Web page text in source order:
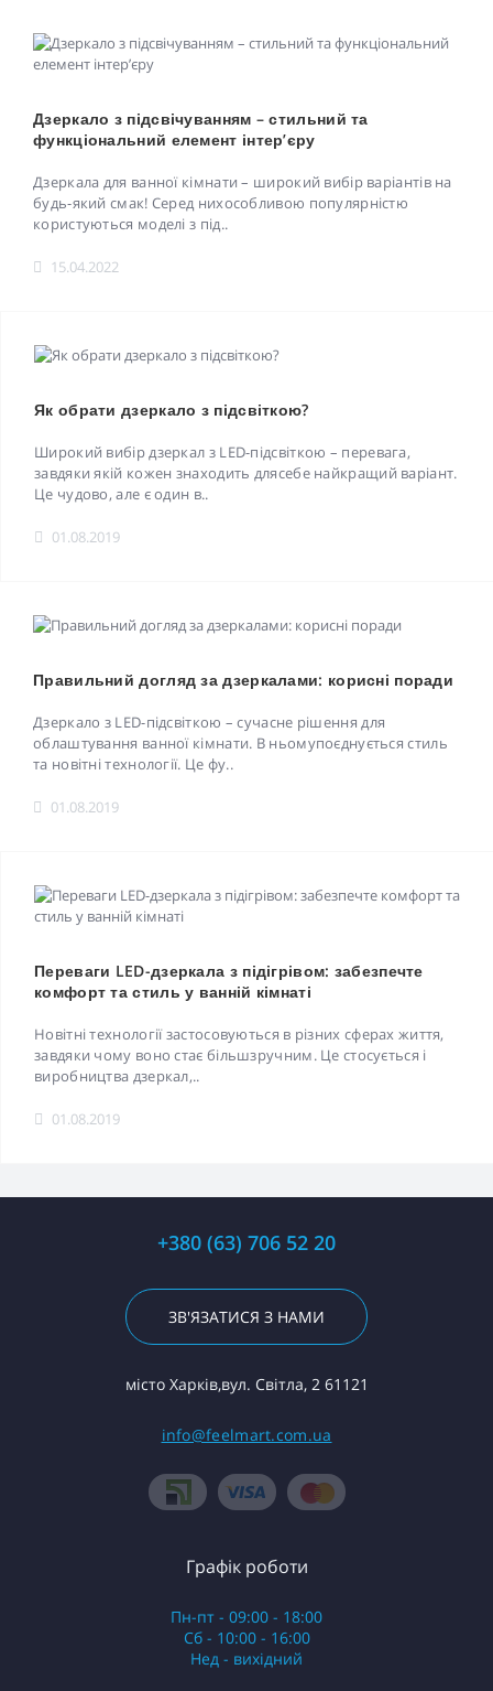
Дзеркало з підсвічуванням – стильний та
функціональний елемент інтер’єру
Дзеркала для ванної кімнати – широкий вибір варіантів на
будь-який смак! Серед нихособливою популярністю
користуються моделі з під..
15.04.2022
Як обрати дзеркало з підсвіткою?
Широкий вибір дзеркал з LED-підсвіткою – перевага,
завдяки якій кожен знаходить длясебе найкращий варіант.
Це чудово, але є один в..
01.08.2019
Правильний догляд за дзеркалами: корисні поради
Дзеркало з LED-підсвіткою – сучасне рішення для
облаштування ванної кімнати. В ньомупоєднується стиль
та новітні технології. Це фу..
01.08.2019
Переваги LED-дзеркала з підігрівом: забезпечте
комфорт та стиль у ванній кімнаті
Новітні технології застосовуються в різних сферах життя,
завдяки чому воно стає більшзручним. Це стосується і
виробництва дзеркал,..
01.08.2019
+380 (63) 706 52 20
ЗВ'ЯЗАТИСЯ З НАМИ
місто Харків,вул. Світла, 2 61121
info@feelmart.com.ua
Графік роботи
Пн-пт - 09:00 - 18:00
Сб - 10:00 - 16:00
Нед - вихідний